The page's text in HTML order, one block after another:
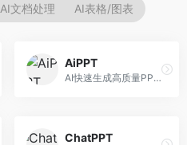
AI文档处理 AI表格/图表
AiPPT
AI快速生成高质量PPT平台，支持主题定制。面向职场人士和学生，提供一键生成、模板选择、内容优化等服务，PPT制作速度快，设计质量高。
ChatPPT